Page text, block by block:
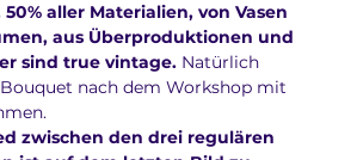
aller Materialien, von Vasen
aus Überproduktionen und
sind true vintage. Natürlich
nach dem Workshop mit
zwischen den drei regulären